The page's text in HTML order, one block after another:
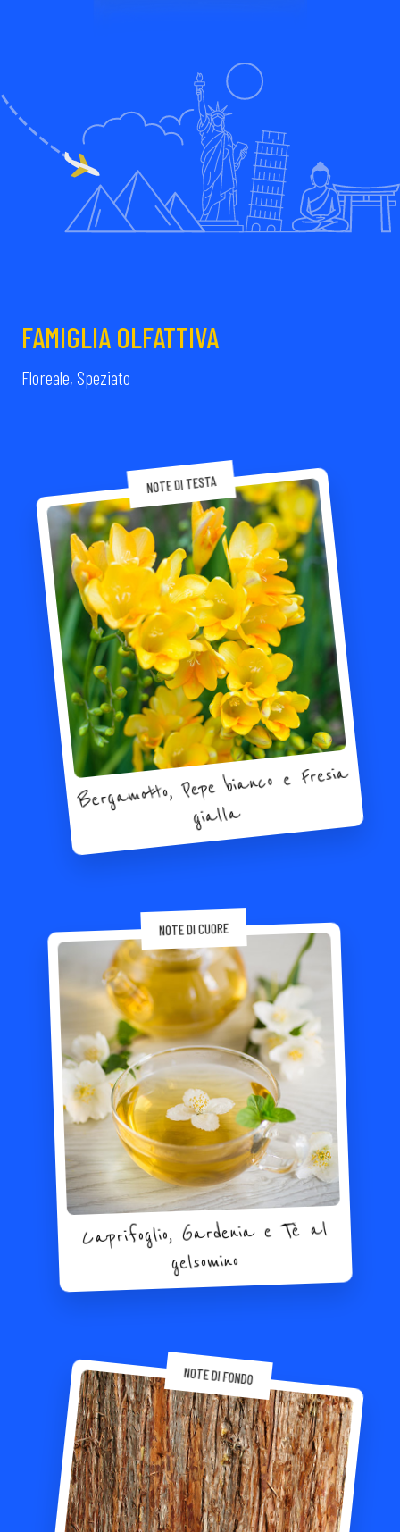
FAMIGLIA OLFATTIVA
Floreale, Speziato
NOTE DI TESTA
Bergamotto, Pepe bianco e Fresia
gialla
NOTE DI CUORE
Caprifoglio, Gardenia e Tè al
gelsomino
NOTE DI FONDO